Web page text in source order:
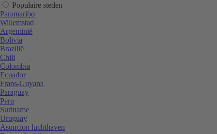
Populaire steden
Paramaribo
Willemstad
Argentinië
Bolivia
Brazilië
Chili
Colombia
Ecuador
Frans-Guyana
Paraguay
Peru
Suriname
Uruguay
Asuncion luchthaven